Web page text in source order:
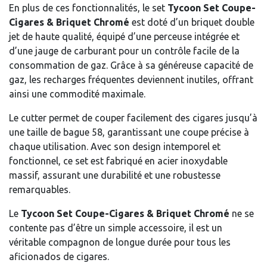
En plus de ces fonctionnalités, le set Tycoon Set Coupe-
Cigares & Briquet Chromé est doté d’un briquet double
jet de haute qualité, équipé d’une perceuse intégrée et
d’une jauge de carburant pour un contrôle facile de la
consommation de gaz. Grâce à sa généreuse capacité de
gaz, les recharges fréquentes deviennent inutiles, offrant
ainsi une commodité maximale.
Le cutter permet de couper facilement des cigares jusqu’à
une taille de bague 58, garantissant une coupe précise à
chaque utilisation. Avec son design intemporel et
fonctionnel, ce set est fabriqué en acier inoxydable
massif, assurant une durabilité et une robustesse
remarquables.
Le Tycoon Set Coupe-Cigares & Briquet Chromé ne se
contente pas d’être un simple accessoire, il est un
véritable compagnon de longue durée pour tous les
aficionados de cigares.